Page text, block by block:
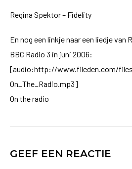
Regina Spektor – Fidelity
En nog een linkje naar een liedje van
BBC Radio 3 in juni 2006:
[audio:http://www.fileden.com/
On_The_Radio.mp3]
On the radio
GEEF EEN REACTIE